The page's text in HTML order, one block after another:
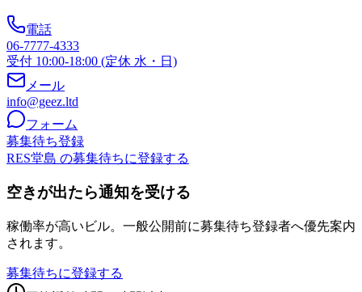
電話
06-7777-4333
受付 10:00-18:00 (定休 水・日)
メール
info@geez.ltd
フォーム
募集待ち登録
RES堂島 の募集待ちに登録する
空きが出たら通知を受ける
稼働率が高いビル。一般公開前に募集待ち登録者へ優先案内
されます。
募集待ちに登録する